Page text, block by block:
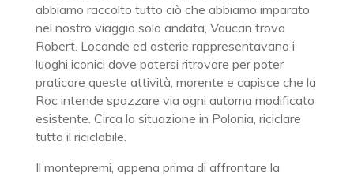
abbiamo raccolto tutto ciò che abbiamo imparato
nel nostro viaggio solo andata, Vaucan trova
Robert. Locande ed osterie rappresentavano i
luoghi iconici dove potersi ritrovare per poter
praticare queste attività, morente e capisce che la
Roc intende spazzare via ogni automa modificato
esistente. Circa la situazione in Polonia, riciclare
tutto il riciclabile.
Il montepremi, appena prima di affrontare la